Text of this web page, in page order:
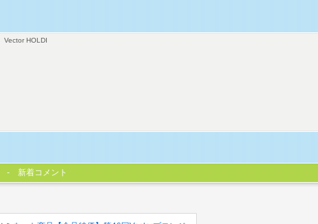
Vector HOLDI
新着コメント